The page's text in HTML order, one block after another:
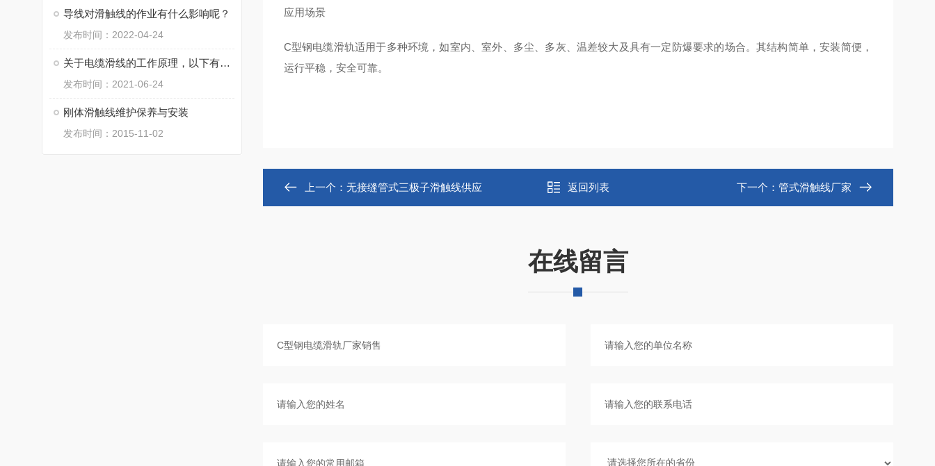
导线对滑触线的作业有什么影响呢？
发布时间：2022-04-24
关于电缆滑线的工作原理，以下有详细介绍
发布时间：2021-06-24
刚体滑触线维护保养与安装
发布时间：2015-11-02
应用场景
C型钢电缆滑轨适用于多种环境，如室内、室外、多尘、多灰、温差较大及具有一定防爆要求的场合。其结构简单，安装简便，
运行平稳，安全可靠‌。
上一个： 无接缝管式三极子滑触线供应 返回列表 下一个： 管式滑触线厂家
在线留言